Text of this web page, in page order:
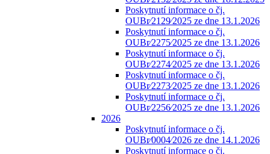
Poskytnutí informace o čj.
OUBr⁄2129⁄2025 ze dne 13.1.2026
Poskytnutí informace o čj.
OUBr⁄2275⁄2025 ze dne 13.1.2026
Poskytnutí informace o čj.
OUBr⁄2274⁄2025 ze dne 13.1.2026
Poskytnutí informace o čj.
OUBr⁄2273⁄2025 ze dne 13.1.2026
Poskytnutí informace o čj.
OUBr⁄2256⁄2025 ze dne 13.1.2026
2026
Poskytnutí informace o čj.
OUBr⁄0004⁄2026 ze dne 14.1.2026
Poskytnutí informace o čj.